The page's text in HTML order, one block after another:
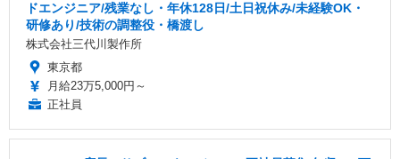
ドエンジニア/残業なし・年休128日/土日祝休み/未経験OK・
研修あり/技術の調整役・橋渡し
株式会社三代川製作所
東京都
月給23万5,000円～
正社員